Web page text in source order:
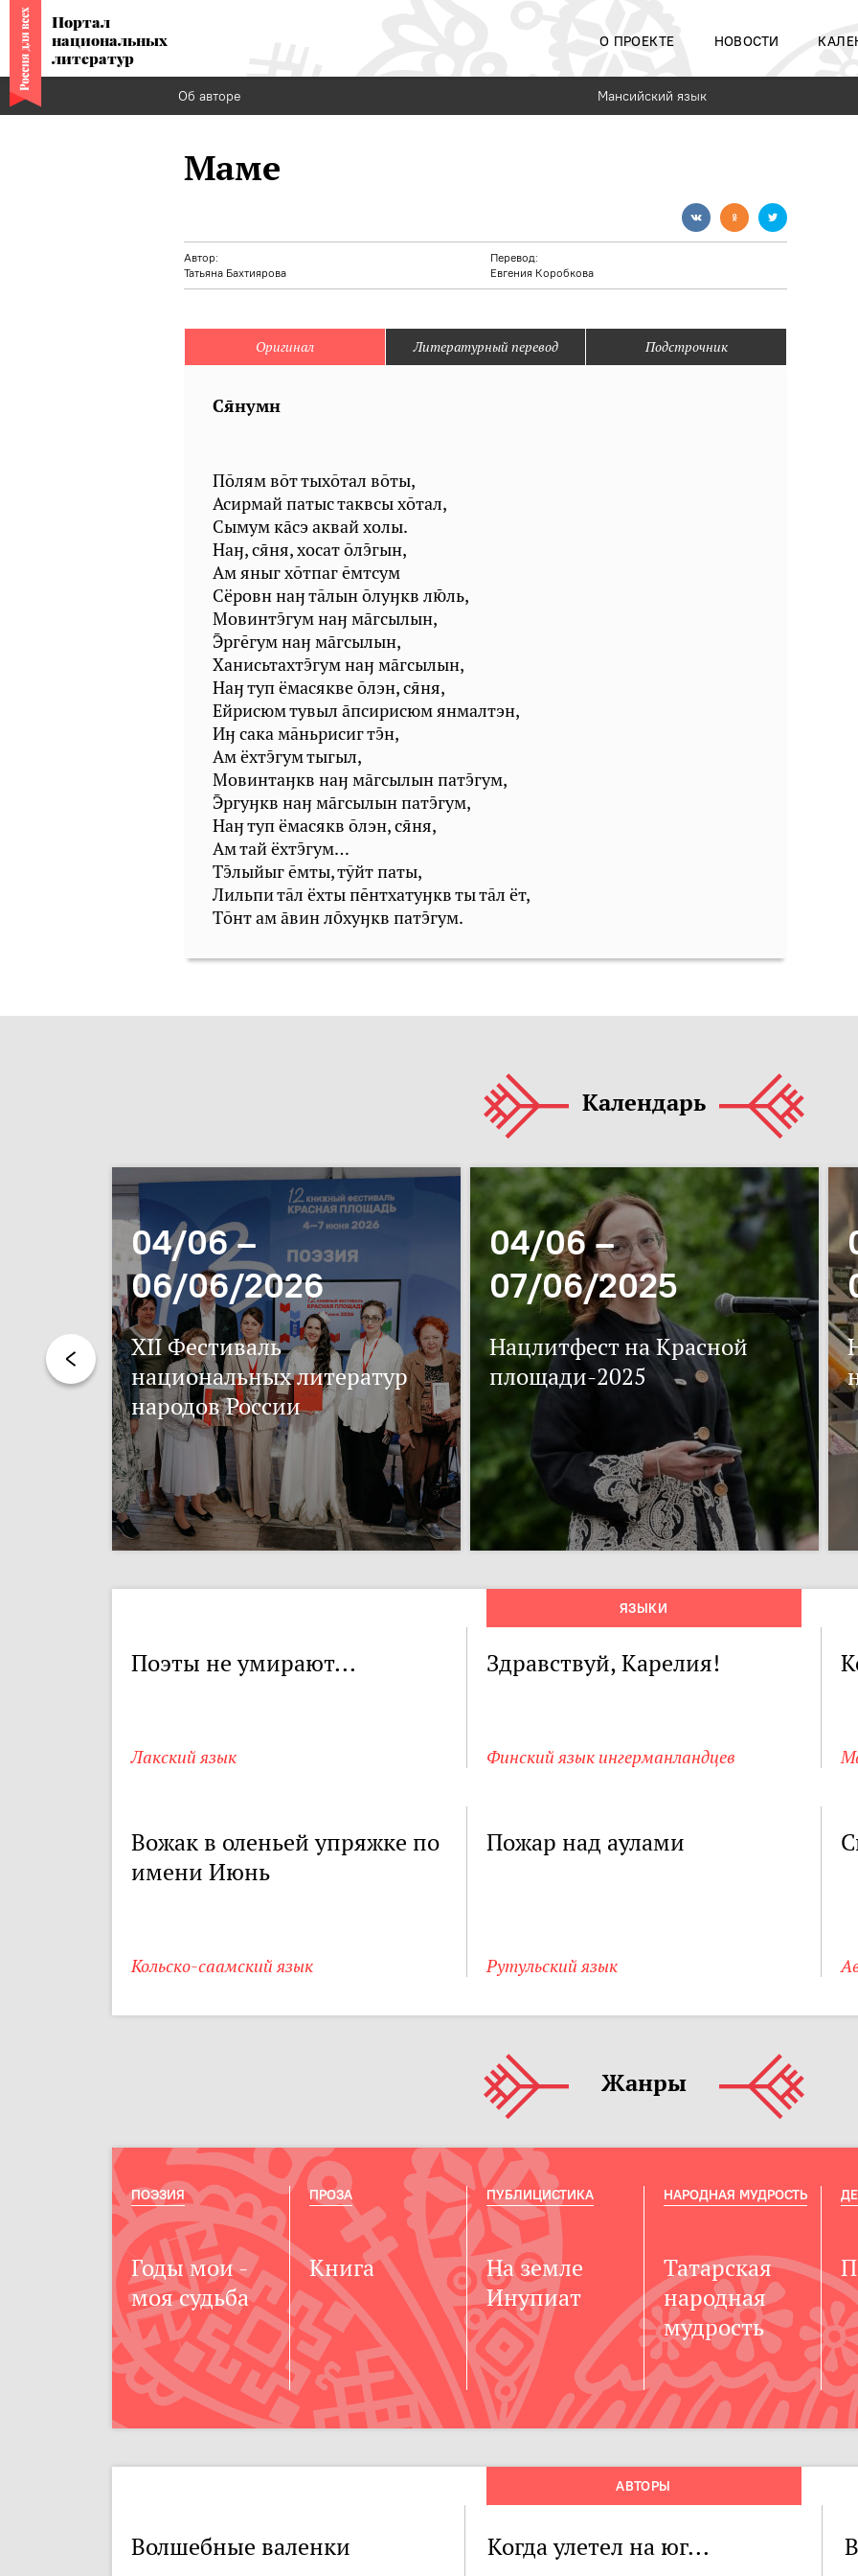
Портал
национальных
литератур
О ПРОЕКТЕ НОВОСТИ
Об авторе Мансийский язык
Маме
Автор:
Татьяна Бахтиярова
Перевод:
Евгения Коробкова
Оригинал Литературный перевод Подстрочник
Снумн
Пōлям вōт тыхōтал вōты,
Асирмай патыс таквсы хōтал,
Сымум ксэ аквай холы.
Наӈ, сня, хосат ōлгын,
Ам яныг хōтпаг ēмтсум
Сёровн наӈ тāлын ōлуӈкв лль,
Мовинтгум наӈ мгсылын,
рггум наӈ мгсылын,
Ханисьтахтгум наӈ мгсылын,
Наӈ туп ёмасякве ōлэн, сня,
Ейрисюм тувыл псирисюм янмалтэн,
Иӈ сака мāньрисиг тн,
Ам ёхтгум тыгыл,
Мовинтаӈкв наӈ мгсылын патгум,
ргуӈкв наӈ мгсылын патгум,
Наӈ туп ёмасякв ōлэн, сня,
Ам тай ёхтгум…
Тлыйыг ēмты, тӯйт паты,
Лильпи тāл ёхты пнтхатуӈкв ты тāл ёт,
Тōнт ам вин лхуӈкв патгум.
Календарь
04/06 –
06/06/2026
XII Фестиваль
национальных литератур
народов России
04/06 –
07/06/2025
Нацлитфест на Красной
площади-2025
ЯЗЫКИ
Поэты не умирают...
Лакский язык
Здравствуй, Карелия!
Финский язык ингерманландцев
Вожак в оленьей упряжке по
имени Июнь
Кольско-саамский язык
Пожар над аулами
Рутульский язык
Жанры
Годы мои -
моя судьба
ПОЭЗИЯ
Книга
ПРОЗА
На земле
Инупиат
ПУБЛИЦИСТИКА
Татарская
народная
мудрость
НАРОДНАЯ МУДРОСТЬ
АВТОРЫ
Волшебные валенки Когда улетел на юг...